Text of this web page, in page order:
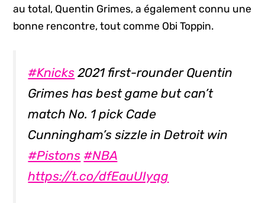
au total, Quentin Grimes, a également connu une
bonne rencontre, tout comme Obi Toppin.
#Knicks 2021 first-rounder Quentin
Grimes has best game but can’t
match No. 1 pick Cade
Cunningham’s sizzle in Detroit win
#Pistons #NBA
https://t.co/dfEauUIyqg